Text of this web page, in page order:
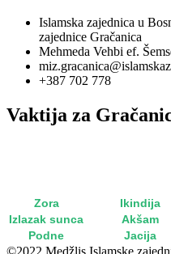
Islamska zajednica u
zajednice Gračanica
Mehmeda Vehbi ef.
+387 702 778
Vaktija za
Zora Ikindija
Izlazak sunca
Akšam
Podne
Jacija